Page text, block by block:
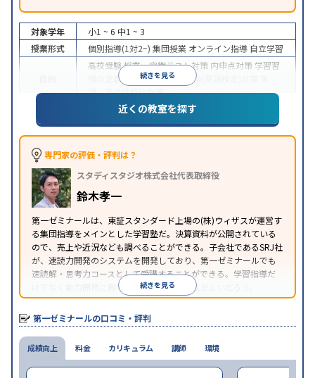
続きを見る
対象学年 小1 ~ 6 中1 ~ 3
授業形式
個別指導(1対2~) 集団授業 オンライン指導 自立学習
高校受験授業・定期テスト対策 内申点対策 学習習
慣の定着
学校別特化対策 英検(英語検定)対策
語・英会話特化対策
特徴
入塾に学力基準あり学習にPC・タブレットを利用
オンライン対応1科目から受講可能季節講習のみの
受講可
※2023年10月調査。小学校高学年の集団塾アンケート調査方法
近くの教室を探す
専門家の評価・評判は？
スタディスタジオ株式会社代表取締役
鈴木孝一
第一ゼミナールは、東証スタンダード上場の(株)ウィザスが運営す
る集団指導をメインとした学習塾だ。決算資料が公開されている
ので、売上や近況なども調べることができる。子会社であるSRJ社
が、速読力開発のシステムを開発しており、第一ゼミナールでも
速読解・思考力コースとして受講することができる。学習指導だ
けでなく能力開発に興味がある場合は、相性がよいだろう。
続きを見る
第一ゼミナールの口コミ・評判
成績向上 料金 カリキュラム 講師 環境